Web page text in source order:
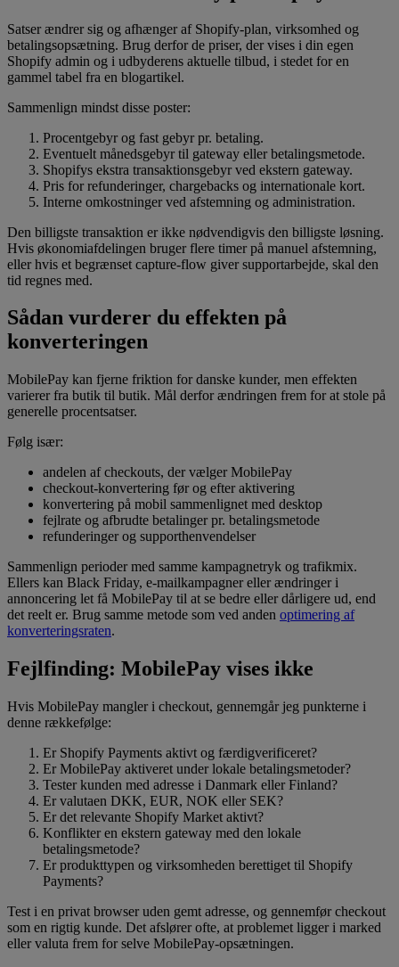
Satser ændrer sig og afhænger af Shopify-plan, virksomhed og
betalingsopsætning. Brug derfor de priser, der vises i din egen
Shopify admin og i udbyderens aktuelle tilbud, i stedet for en
gammel tabel fra en blogartikel.
Sammenlign mindst disse poster:
Procentgebyr og fast gebyr pr. betaling.
Eventuelt månedsgebyr til gateway eller betalingsmetode.
Shopifys ekstra transaktionsgebyr ved ekstern gateway.
Pris for refunderinger, chargebacks og internationale kort.
Interne omkostninger ved afstemning og administration.
Den billigste transaktion er ikke nødvendigvis den billigste løsning.
Hvis økonomiafdelingen bruger flere timer på manuel afstemning,
eller hvis et begrænset capture-flow giver supportarbejde, skal den
tid regnes med.
Sådan vurderer du effekten på
konverteringen
MobilePay kan fjerne friktion for danske kunder, men effekten
varierer fra butik til butik. Mål derfor ændringen frem for at stole på
generelle procentsatser.
Følg især:
andelen af checkouts, der vælger MobilePay
checkout-konvertering før og efter aktivering
konvertering på mobil sammenlignet med desktop
fejlrate og afbrudte betalinger pr. betalingsmetode
refunderinger og supporthenvendelser
Sammenlign perioder med samme kampagnetryk og trafikmix.
Ellers kan Black Friday, e-mailkampagner eller ændringer i
annoncering let få MobilePay til at se bedre eller dårligere ud, end
det reelt er. Brug samme metode som ved anden optimering af
konverteringsraten.
Fejlfinding: MobilePay vises ikke
Hvis MobilePay mangler i checkout, gennemgår jeg punkterne i
denne rækkefølge:
Er Shopify Payments aktivt og færdigverificeret?
Er MobilePay aktiveret under lokale betalingsmetoder?
Tester kunden med adresse i Danmark eller Finland?
Er valutaen DKK, EUR, NOK eller SEK?
Er det relevante Shopify Market aktivt?
Konflikter en ekstern gateway med den lokale
betalingsmetode?
Er produkttypen og virksomheden berettiget til Shopify
Payments?
Test i en privat browser uden gemt adresse, og gennemfør checkout
som en rigtig kunde. Det afslører ofte, at problemet ligger i marked
eller valuta frem for selve MobilePay-opsætningen.